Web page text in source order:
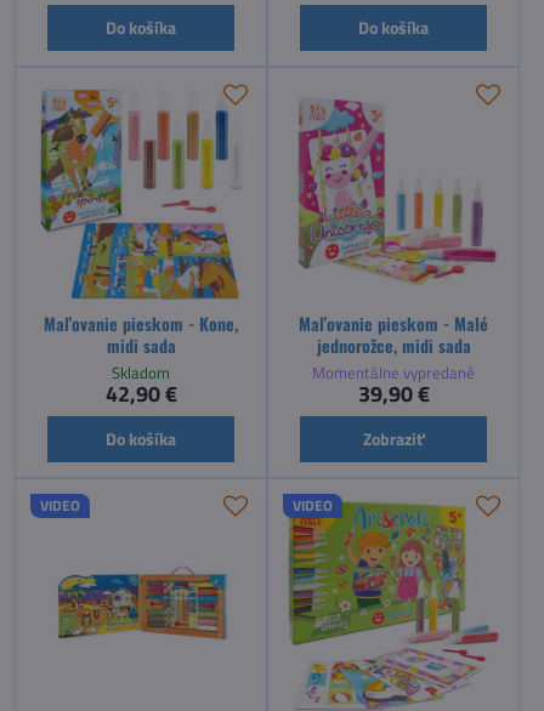
Do košíka Do košíka
Maľovanie pieskom - Kone,
midi sada
Skladom
42,90 €
Do košíka
Maľovanie pieskom - Malé
jednorožce, midi sada
Momentálne vypredané
39,90 €
Zobraziť
VIDEO VIDEO